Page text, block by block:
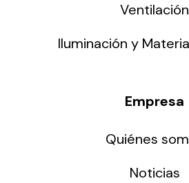
Ventilación
Iluminación y
Empresa
Quiénes
Noticias